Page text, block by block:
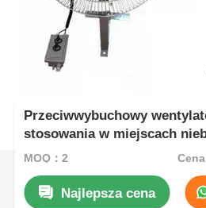
Przeciwwybuchowy
stosowania w miejscach
Certyfikat ATEX
MOQ：2
Najlepsza cena